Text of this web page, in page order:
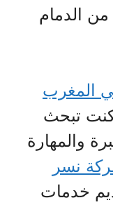
من الدمام
المغرب
كنت تبحث
والمهارة
نسر
خدمات